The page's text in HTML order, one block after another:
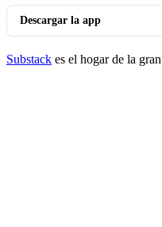
Descargar la app
Substack es el hogar de la